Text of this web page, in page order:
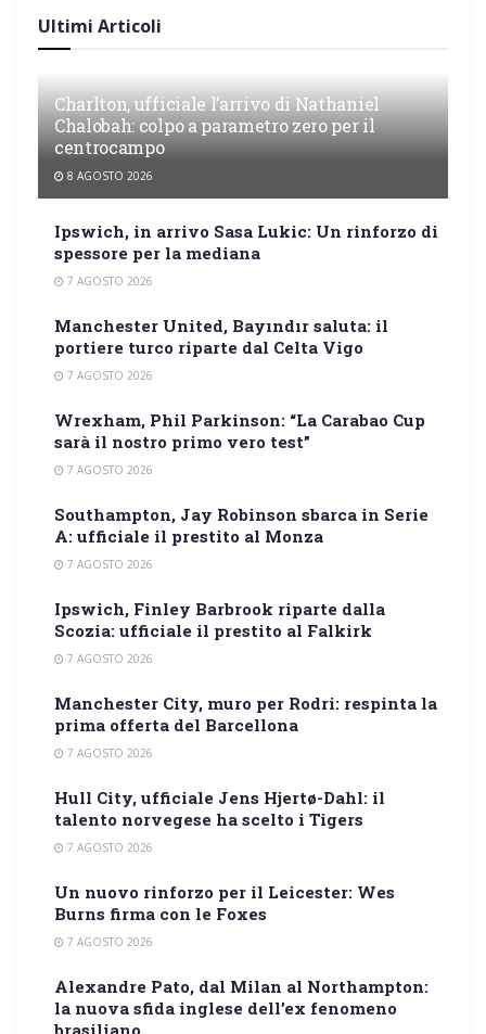
Ultimi Articoli
Charlton, ufficiale l’arrivo di Nathaniel
Chalobah: colpo a parametro zero per il
centrocampo
8 AGOSTO 2026
Ipswich, in arrivo Sasa Lukic: Un rinforzo di
spessore per la mediana
7 AGOSTO 2026
Manchester United, Bayındır saluta: il
portiere turco riparte dal Celta Vigo
7 AGOSTO 2026
Wrexham, Phil Parkinson: “La Carabao Cup
sarà il nostro primo vero test”
7 AGOSTO 2026
Southampton, Jay Robinson sbarca in Serie
A: ufficiale il prestito al Monza
7 AGOSTO 2026
Ipswich, Finley Barbrook riparte dalla
Scozia: ufficiale il prestito al Falkirk
7 AGOSTO 2026
Manchester City, muro per Rodri: respinta la
prima offerta del Barcellona
7 AGOSTO 2026
Hull City, ufficiale Jens Hjertø-Dahl: il
talento norvegese ha scelto i Tigers
7 AGOSTO 2026
Un nuovo rinforzo per il Leicester: Wes
Burns firma con le Foxes
7 AGOSTO 2026
Alexandre Pato, dal Milan al Northampton:
la nuova sfida inglese dell’ex fenomeno